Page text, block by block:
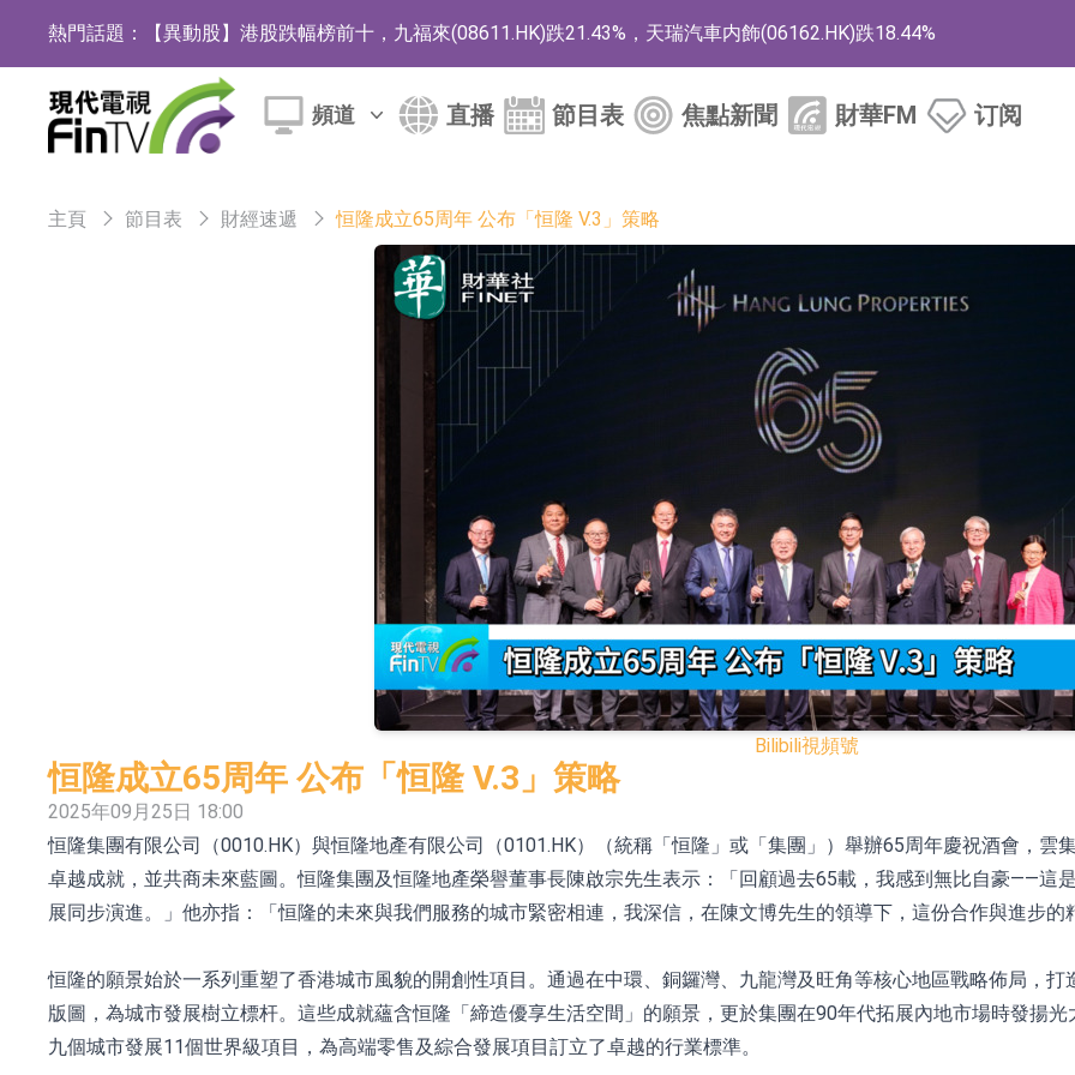
熱門話題： 【異動股】港股跌幅榜前十，九福來(08611.HK)跌21.43%，天瑞汽車内飾(06162.HK)跌18.44%
【異動股】港股漲幅榜前十，佳明集團控股(01271.HK)漲+78.22%，拿森科技(02261.HK)漲+64.11%
斯迪克：公司為國內摺疊屏核心功能材料供應商
聚辰股份：公司VPD芯片已順利通過目標客戶的測試認證
上期所：7月份對11個實際控制關系賬戶組採取限制開倉的監管措施
特發服務：成功中標嗶哩嗶哩上海濱江總部物業服務項目
亞太股份：公司是零跑汽車和Stellantis集團的供應商
理工雷科面向邊緣AI場景推出"山海"系列智算模組 系列產品基於國產CPU與GPU構建
【異動股】醫療研發外包板塊拉升，博騰股份(300363.CN)漲20.02%
依米康：海外交付以東南亞、中東市場為主 並已取得歐美相關認證
上交所：財通多策略福鑫定期開放靈活配置混合型發起式證券投資基金臨時停牌
上交所：景順長城全球半導體芯片產業股票型證券投資基金臨時停牌
【異動股】港股跌幅榜前十，卡森國際(00496.HK)跌22.40%，九福來(08611.HK)跌21.01%
【異動股】港股漲幅榜前十，拿森科技(02261.HK)漲+75.05%，辰興發展(02286.HK)漲+64.91%
神火股份：新疆神火鋁水轉化率已100%
【異動股】焦炭Ⅲ板塊下挫，陝西黑貓(601015.CN)跌8.38%
浙江證監局對財通證券股份有限公司採取出具警示函措施
頻道 直播 節目表 焦點新聞 財華FM 订阅
主頁 節目表 財經速遞 恒隆成立65周年 公布「恒隆 V.3」策略
Bilibili視頻號
恒隆成立65周年 公布「恒隆 V.3」策略
2025年09月25日 18:00
恒隆集團有限公司（0010.HK）與恒隆地產有限公司（0101.HK）（統稱「恒隆」或「集團」）舉辦65周年慶祝酒會，
卓越成就，並共商未來藍圖。恒隆集團及恒隆地產榮譽董事長陳啟宗先生表示：「回顧過去65載，我感到無比自豪——這
展同步演進。」他亦指：「恒隆的未來與我們服務的城市緊密相連，我深信，在陳文博先生的領導下，這份合作與進步
恒隆的願景始於一系列重塑了香港城市風貌的開創性項目。通過在中環、銅鑼灣、九龍灣及旺角等核心地區戰略佈局，
版圖，為城市發展樹立標杆。這些成就蘊含恒隆「締造優享生活空間」的願景，更於集團在90年代拓展內地市場時發揚
九個城市發展11個世界級項目，為高端零售及綜合發展項目訂立了卓越的行業標準。